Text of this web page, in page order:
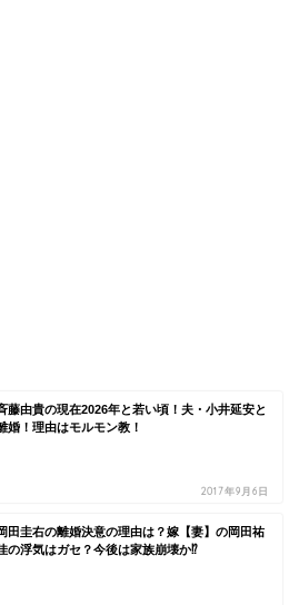
藤由貴の現在2026年と若い頃！夫・小井延安と
婚！理由はモルモン教！
2017年9月6日
田圭右の離婚決意の理由は？嫁【妻】の岡田祐
の浮気はガセ？今後は家族崩壊か⁉